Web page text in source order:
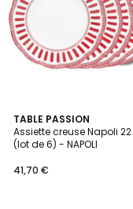
TABLE PASSION
Assiette creuse Napoli 22 cm
(lot de 6) - NAPOLI
41,70 €
4
Couleurs